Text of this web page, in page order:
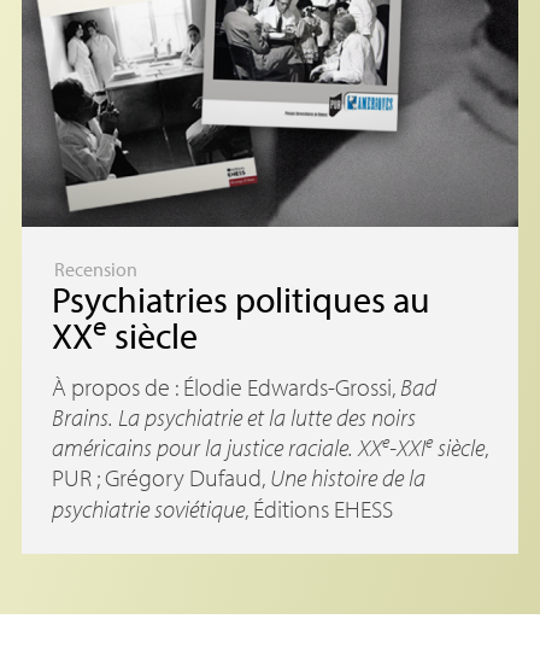
Recension
Psychiatries politiques au
XXe siècle
À propos de : Élodie Edwards-Grossi, Bad
Brains. La psychiatrie et la lutte des noirs
américains pour la justice raciale. XXe-XXIesiècle,
PUR ; Grégory Dufaud, Une histoire de la
psychiatrie soviétique, Éditions EHESS